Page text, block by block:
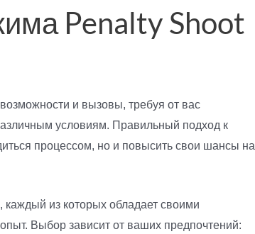
Penalty Shoot
и вызовы, требуя от вас
условиям. Правильный подход к
процессом, но и повысить свои шансы на
из которых обладает своими
Выбор зависит от ваших предпочтений: